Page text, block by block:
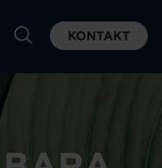
KONTAKT